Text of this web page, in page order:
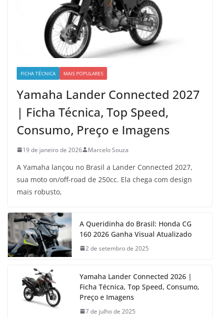
FICHA TÉCNICA MAIS POPULARES
Yamaha Lander Connected 2027
| Ficha Técnica, Top Speed,
Consumo, Preço e Imagens
19 de janeiro de 2026 Marcelo Souza
A Yamaha lançou no Brasil a Lander Connected 2027,
sua moto on/off-road de 250cc. Ela chega com design
mais robusto,
A Queridinha do Brasil: Honda CG
160 2026 Ganha Visual Atualizado
2 de setembro de 2025
Yamaha Lander Connected 2026 |
Ficha Técnica, Top Speed, Consumo,
Preço e Imagens
7 de julho de 2025